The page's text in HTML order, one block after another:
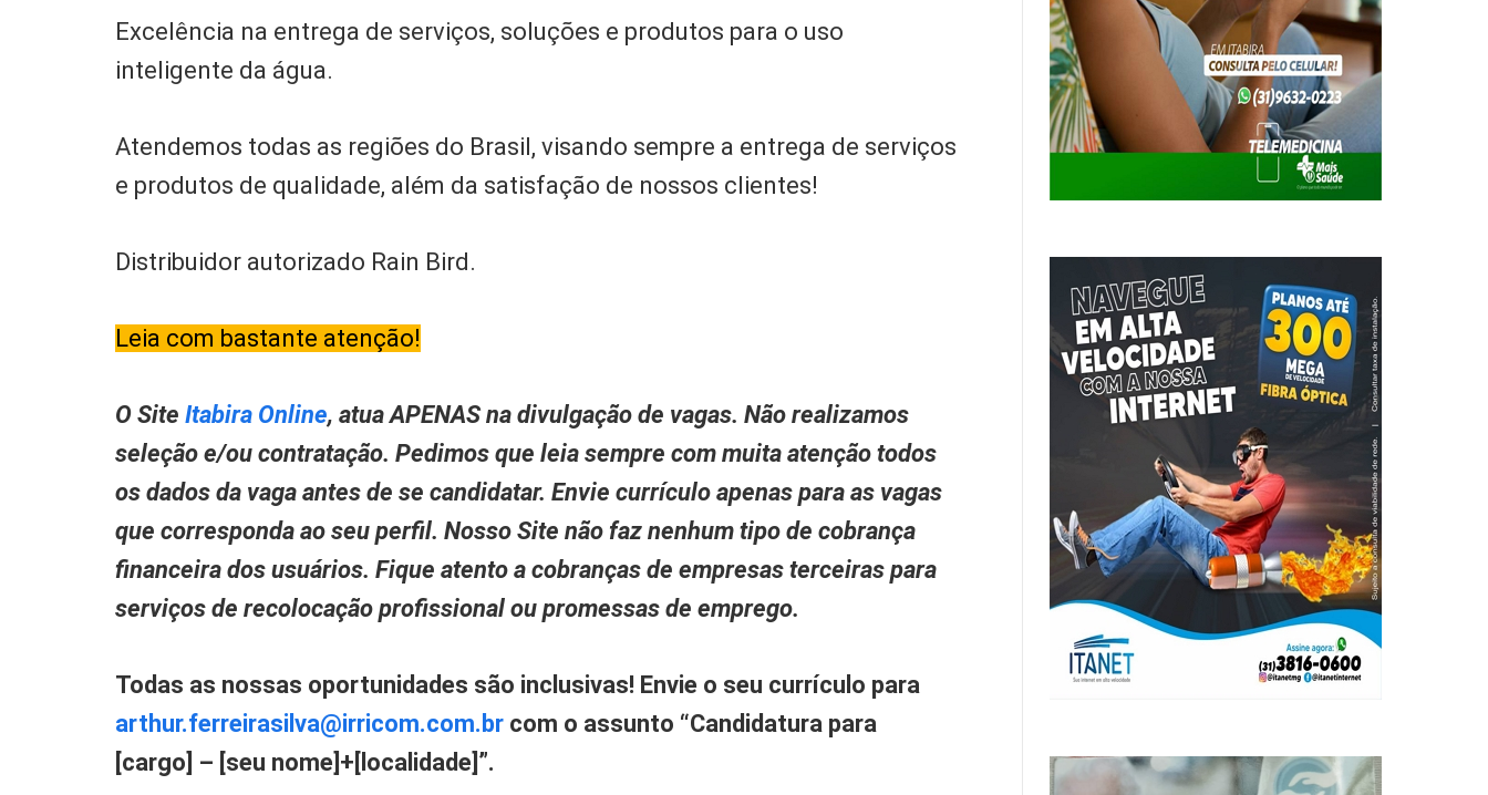
Excelência na entrega de serviços, soluções e produtos para o uso
inteligente da água.
Atendemos todas as regiões do Brasil, visando sempre a entrega de serviços
e produtos de qualidade, além da satisfação de nossos clientes!
Distribuidor autorizado Rain Bird.
Leia com bastante atenção!
O Site Itabira Online, atua APENAS na divulgação de vagas. Não realizamos
seleção e/ou contratação. Pedimos que leia sempre com muita atenção todos
os dados da vaga antes de se candidatar. Envie currículo apenas para as vagas
que corresponda ao seu perfil. Nosso Site não faz nenhum tipo de cobrança
financeira dos usuários. Fique atento a cobranças de empresas terceiras para
serviços de recolocação profissional ou promessas de emprego.
Todas as nossas oportunidades são inclusivas! Envie o seu currículo para
arthur.ferreirasilva@irricom.com.br com o assunto “Candidatura para
[cargo] – [seu nome]+[localidade]”.